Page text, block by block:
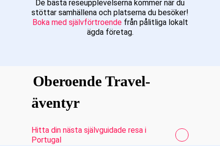
De bästa reseupplevelserna kommer när du
stöttar samhällena och platserna du besöker!
Boka med självförtroendefrån pålitliga lokalt
ägda företag.
Oberoende Travel-
äventyr
Hitta din nästa självguidade resa i
Portugal